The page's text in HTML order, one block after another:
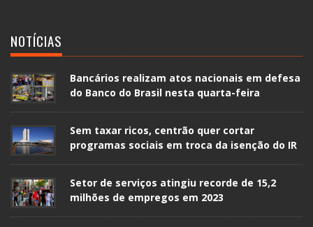
NOTÍCIAS
Bancários realizam atos nacionais em defesa
do Banco do Brasil nesta quarta-feira
Sem taxar ricos, centrão quer cortar
programas sociais em troca da isenção do IR
Setor de serviços atingiu recorde de 15,2
milhões de empregos em 2023